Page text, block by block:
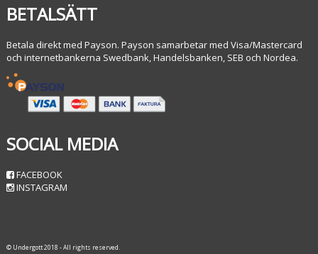
BETALSÄTT
Betala direkt med Payson. Payson samarbetar med Visa/Mastercard
och internetbankerna Swedbank, Handelsbanken, SEB och Nordea.
SOCIAL MEDIA
FACEBOOK
INSTAGRAM
© Undergott 2018 - All rights reserved.